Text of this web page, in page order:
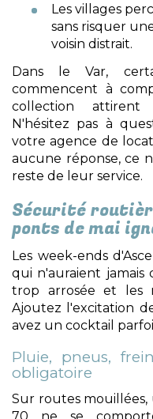
Les villages
sans risquer
voisin distrait.
Dans le Var,
commencent à
collection attirent
N'hésitez pas à
votre agence de
aucune réponse, ce
reste de leur service.
Sécurité
ponts de mai
Les week-ends
qui n'auraient
trop arrosée et les
Ajoutez l'excitation
avez un cocktail
Pluie, pneus,
obligatoire
Sur routes mouillées,